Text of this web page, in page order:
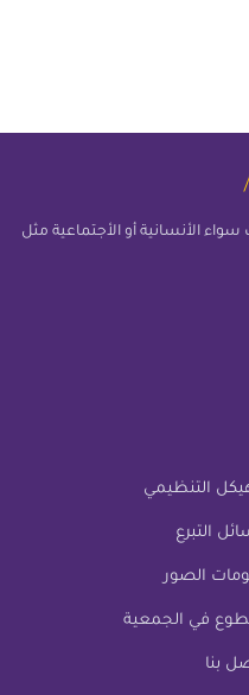
الأنسانية أو الأجتماعية مثل
التنظيمي
التبرع
الصور
في الجمعية
بنا